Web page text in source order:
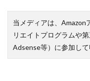
当メディアは、Amazon
リエイトプログラムや
Adsense等）に参加して